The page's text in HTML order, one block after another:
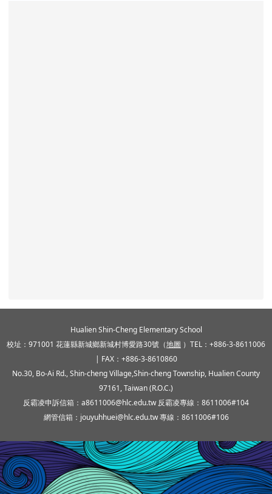
Hualien Shin-Cheng Elementary School
校址：971001 花蓮縣新城鄉新城村博愛路30號（地圖 ）TEL：+886-3-8611006
| FAX：+886-3-8610860
No.30, Bo-Ai Rd., Shin-cheng Village,Shin-cheng Township, Hualien County
97161, Taiwan (R.O.C.)
反霸凌申訴信箱：a8611006@hlc.edu.tw 反霸凌專線：8611006#104
網管信箱：jouyuhhuei@hlc.edu.tw 專線：8611006#106